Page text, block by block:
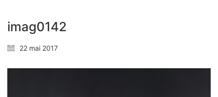
imag0142
22 mai 2017